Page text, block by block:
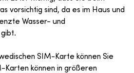
vorsichtig sind, da es im Haus und
Wasser- und
SIM-Karte können Sie
Karten können in größeren